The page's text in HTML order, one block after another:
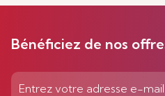
Bénéficiez de nos